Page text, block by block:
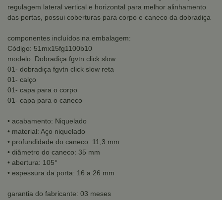
regulagem lateral vertical e horizontal para melhor alinhamento
das portas, possui coberturas para corpo e caneco da dobradiça
componentes incluídos na embalagem:
Código: 51mx15fg1100b10
modelo: Dobradiça fgvtn click slow
01- dobradiça fgvtn click slow reta
01- calço
01- capa para o corpo
01- capa para o caneco
• acabamento: Niquelado
• material: Aço niquelado
• profundidade do caneco: 11,3 mm
• diâmetro do caneco: 35 mm
• abertura: 105°
• espessura da porta: 16 a 26 mm
garantia do fabricante: 03 meses